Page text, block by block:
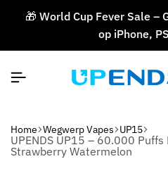
🎁 World Cup Fever Sale –
op iPhone,
Home Wegwerp Vapes UP15
UPENDS UP15 – 60.000 Puffs
Strawberry Watermelon